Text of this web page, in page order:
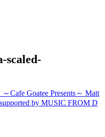
scaled-
～Cafe Goatee Presents～ Matt
by MUSIC FROM D